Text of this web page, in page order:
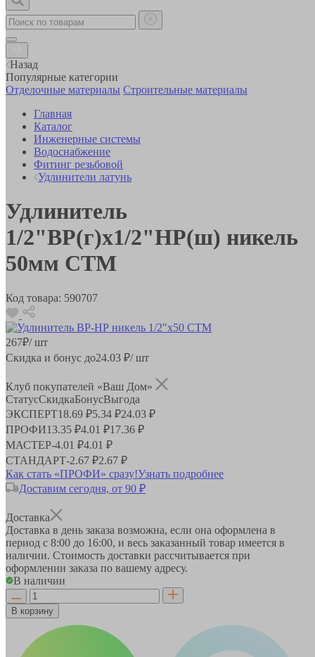
Назад
Популярные категории
Отделочные материалы Строительные материалы
Главная
Каталог
Инженерные системы
Водоснабжение
Фитинг резьбовой
Удлинители латунь
Удлинитель
1/2"ВР(г)х1/2"НР(ш) никель
50мм СТМ
Код товара: 590707
267₽/ шт
Скидка и бонус до24.03 ₽/ шт
Клуб покупателей «Ваш Дом»
СтатусСкидкаБонусВыгода
ЭКСПЕРТ18.69 ₽5.34 ₽24.03 ₽
ПРОФИ13.35 ₽4.01 ₽17.36 ₽
МАСТЕР-4.01 ₽4.01 ₽
СТАНДАРТ-2.67 ₽2.67 ₽
Как стать «ПРОФИ» сразу!Узнать подробнее
Доставим сегодня, от 90 ₽
Доставка
Доставка в день заказа возможна, если она оформлена в
период с 8:00 до 16:00, и весь заказанный товар имеется в
наличии. Стоимость доставки рассчитывается при
оформлении заказа по вашему адресу.
В наличии
В корзину